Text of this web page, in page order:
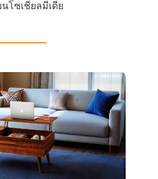
นโซเชียลมีเดีย